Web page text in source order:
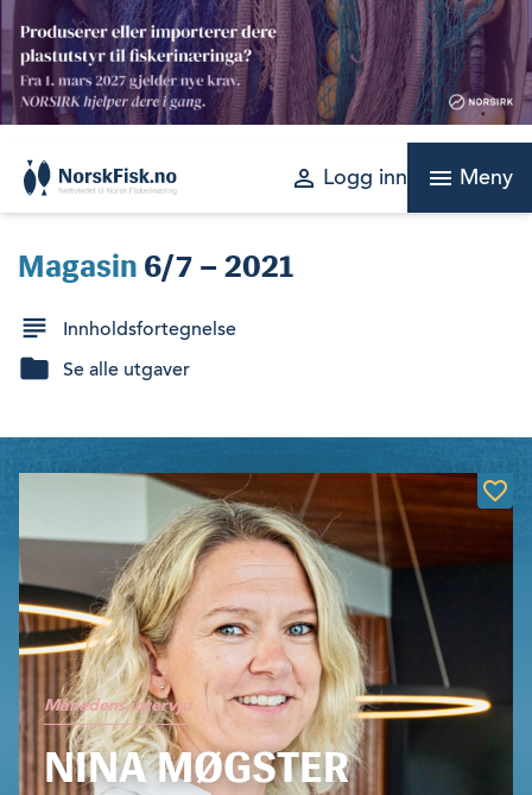
Skip
content
perm_identity Logg inn menu Meny
Magasin 6/7 – 2021
Innholdsfortegnelse
Se alle utgaver
Månedens intervju
NINA MØGSTER